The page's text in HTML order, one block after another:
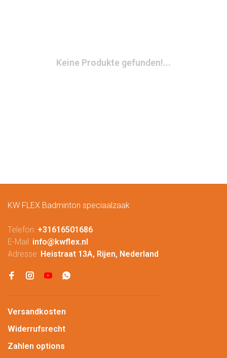
Keine Produkte gefunden!...
KW FLEX Badminton speciaalzaak
Telefon: +31616501686
E-Mail: info@kwflex.nl
Adresse: Heistraat 13A, Rijen, Nederland
Versandkosten
Widerrufsrecht
Zahlen options